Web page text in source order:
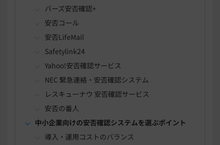
バーズ安否確認+
安否コール
安否LifeMail
Safetylink24
Yahoo!安否確認サービス
NEC 緊急連絡・安否確認システム
レスキューナウ 安否確認サービス
安否の番人
中小企業向けの安否確認システムを選ぶポイント
導入・運用コストのバランス